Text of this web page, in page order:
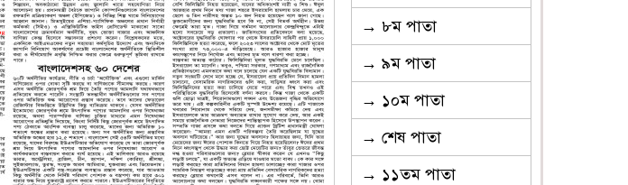
→ ৮ম পাতা
→ ৯ম পাতা
→ ১০ম পাতা
→ শেষ পাতা
→ ১১তম পাতা